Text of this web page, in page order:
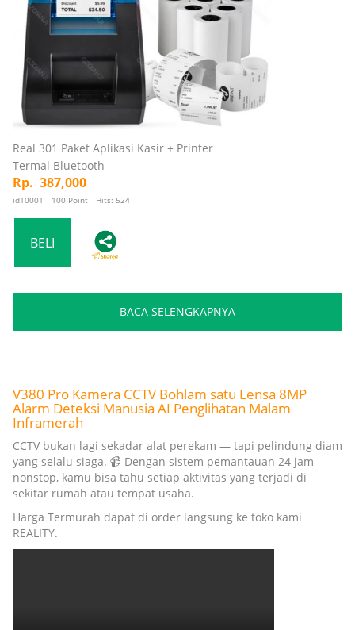
Real 301 Paket Aplikasi Kasir + Printer
Termal Bluetooth
Rp. 387,000
id10001 100 Point Hits: 524
BACA SELENGKAPNYA
V380 Pro Kamera CCTV Bohlam satu Lensa 8MP
Alarm Deteksi Manusia AI Penglihatan Malam
Inframerah
CCTV bukan lagi sekadar alat perekam — tapi pelindung diam
yang selalu siaga. 📹 Dengan sistem pemantauan 24 jam
nonstop, kamu bisa tahu setiap aktivitas yang terjadi di
sekitar rumah atau tempat usaha.
Harga Termurah dapat di order langsung ke toko kami
REALITY.